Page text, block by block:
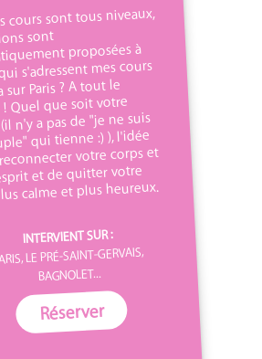
cours sont tous niveaux,
sont proposées à
s'adressent mes cours
Paris ? A tout le
Quel que soit votre
n'y a pas de "je ne suis
qui tienne :) ), l'idée
votre corps et
et de quitter votre
calme et plus heureux.
INTERVIENT SUR :
LE PRÉ-SAINT-GERVAIS,
BAGNOLET...
Réserver